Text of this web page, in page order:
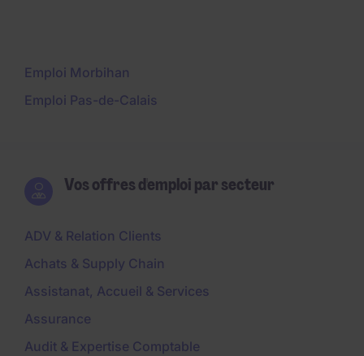
Emploi Morbihan
Emploi Pas-de-Calais
Vos offres d'emploi par secteur
ADV & Relation Clients
Achats & Supply Chain
Assistanat, Accueil & Services
Assurance
Audit & Expertise Comptable